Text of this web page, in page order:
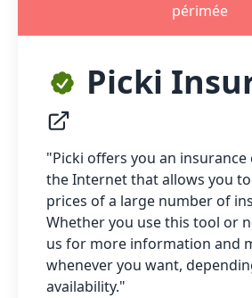
périmée
Picki
"Picki offers you an
the Internet that allows you
prices of a large number of
Whether you use this tool or
us for more information and
whenever you want,
availability."